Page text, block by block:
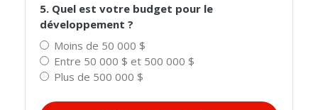
5. Quel est votre budget pour le
développement ?
Moins de 50 000 $
Entre 50 000 $ et 500 000 $
Plus de 500 000 $